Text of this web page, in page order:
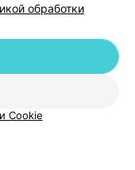
рекламы
договор
Способы оплаты
обработки
Cookie